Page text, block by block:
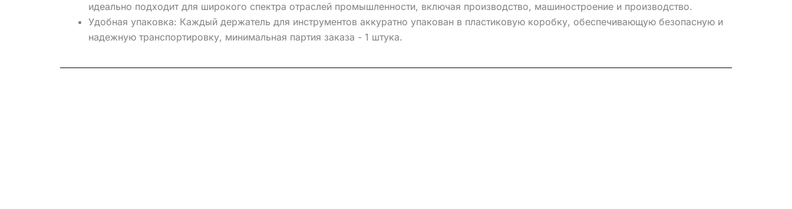
идеально подходит для широкого спектра отраслей промышленности, включая производство, машиностроение и производство.
Удобная упаковка: Каждый держатель для инструментов аккуратно упакован в пластиковую коробку, обеспечивающую безопасную и
надежную транспортировку, минимальная партия заказа - 1 штука.